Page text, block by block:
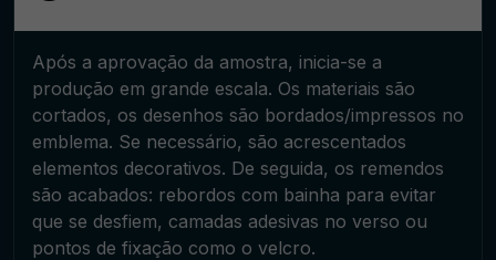
Após a aprovação da amostra, inicia-se a
produção em grande escala. Os materiais são
cortados, os desenhos são bordados/impressos no
emblema. Se necessário, são acrescentados
elementos decorativos. De seguida, os remendos
são acabados: rebordos com bainha para evitar
que se desfiem, camadas adesivas no verso ou
pontos de fixação como o velcro.